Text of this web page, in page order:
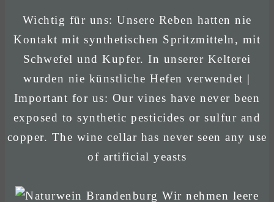
Wichtig für uns: Unsere Reben hatten nie
Kontakt mit synthetischen Spritzmitteln, mit
Schwefel und Kupfer. In unserer Kelterei
wurden nie künstliche Hefen verwendet |
Important for us: Our vines have never been
exposed to synthetic pesticides or sulfur and
copper. The wine cellar has never seen any use
of artificial yeasts
Wir nehmen leere